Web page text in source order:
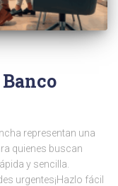
representan una
quienes buscan
y sencilla.
urgentes¡Hazlo fácil